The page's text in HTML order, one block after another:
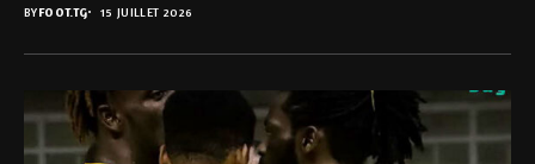
BYFOOT.TG 15 JUILLET 2026